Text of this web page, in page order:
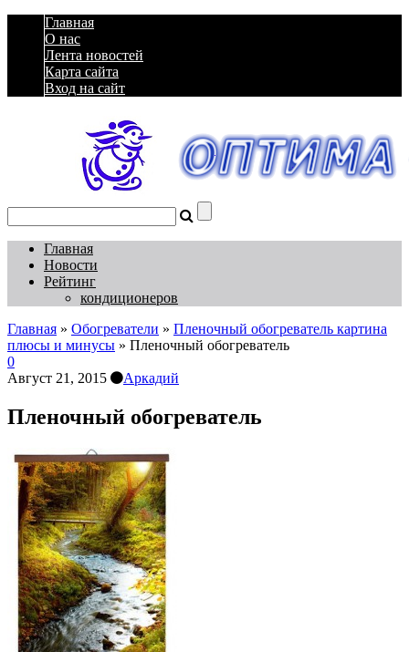
Главная
О нас
Лента новостей
Карта сайта
Вход на сайт
Главная
Новости
Рейтинг
кондиционеров
Главная » Обогреватели » Пленочный обогреватель картина
плюсы и минусы » Пленочный обогреватель
0
Август 21, 2015
Аркадий
Пленочный обогреватель